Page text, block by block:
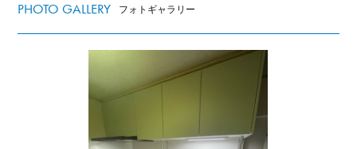
PHOTO GALLERY フォトギャラリー